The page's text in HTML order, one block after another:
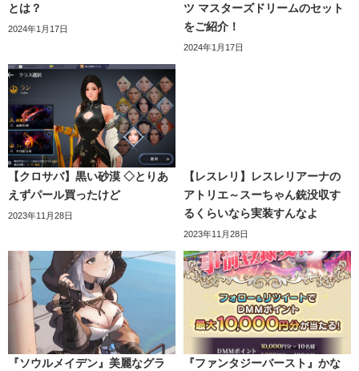
とは？
2024年1月17日
ツ マスターズドリームのセット
をご紹介！
2024年1月17日
【クロサバ】黒い砂漠 ◇とりあ
えずパール買ったけど
2023年11月28日
【レスレリ】レスレリアーナの
アトリエ～スーちゃん銃没収す
るくらいなら実装すんなよ
2023年11月28日
『ソウルメイデン』美麗なグラ
『ファンタジーバースト』かな